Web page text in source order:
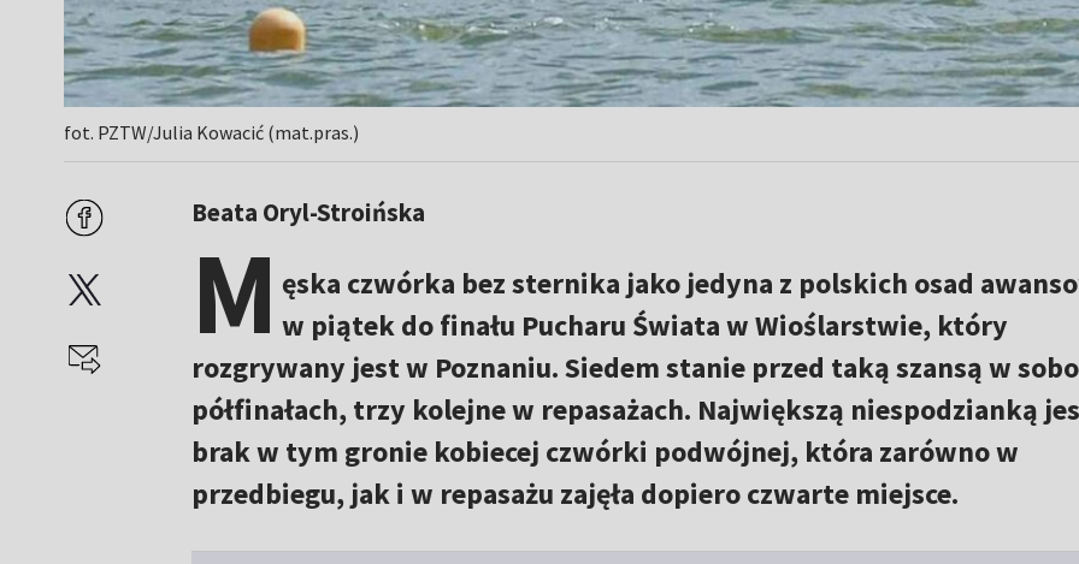
fot. PZTW/Julia Kowacić (mat.pras.)
Beata Oryl-Stroińska
M ęska czwórka bez sternika jako jedyna z polskich osad
w piątek do finału Pucharu Świata w Wioślarstwie, który
rozgrywany jest w Poznaniu. Siedem stanie przed taką szansą w
półfinałach, trzy kolejne w repasażach. Największą niespodzianką
brak w tym gronie kobiecej czwórki podwójnej, która zarówno w
przedbiegu, jak i w repasażu zajęła dopiero czwarte miejsce.